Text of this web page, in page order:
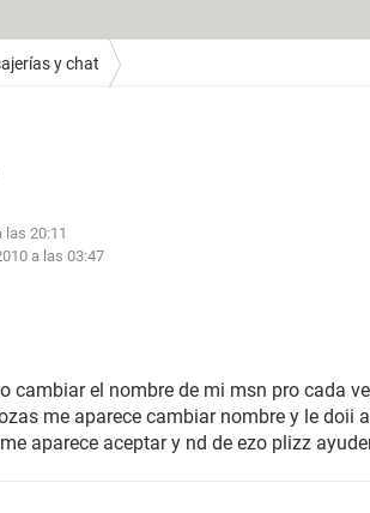
y chat
las 20:11
a las 03:47
cambiar el nombre de mi msn pro cada
me aparece cambiar nombre y le doii
aparece aceptar y nd de ezo plizz